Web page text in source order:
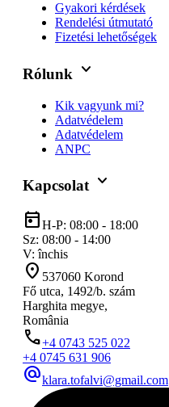
Gyakori kérdések
Rendelési útmutató
Fizetési lehetőségek
Rólunk keyboard_arrow_down
Kik vagyunk mi?
Adatvédelem
Adatvédelem
ANPC
Kapcsolat keyboard_arrow_down
todayH-P: 08:00 - 18:00
Sz: 08:00 - 14:00
V: închis
location_on 537060 Korond
Fő utca, 1492/b. szám
Harghita megye,
România
phone+4 0743 525 022
+4 0745 631 906
alternate_emailklara.tofalvi@gmail.com